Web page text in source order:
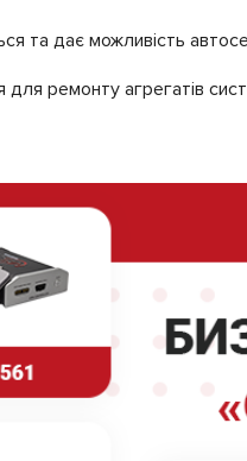
дає можливість
ремонту агрегатів